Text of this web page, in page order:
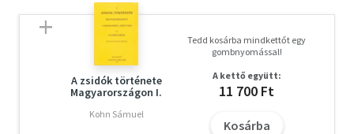
A zsidók története
Magyarországon I.
Kohn Sámuel
Tedd kosárba mindkettőt egy
gombnyomással!
A kettő együtt:
11 700 Ft
Kosárba